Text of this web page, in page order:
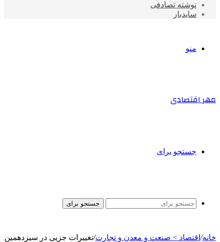
نوشته تصادفی
سایدبار
منو
مهر اقتصادی
جستجو برای
جستجو برای
خانه/ اقتصاد > صنعت و معدن و تجارت/تغییرات جزیی در سیزدهمین